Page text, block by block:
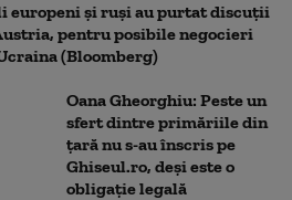
europeni și ruși au purtat discuții
pentru posibile negocieri
(Bloomberg)
Oana Gheorghiu: Peste un
sfert dintre primăriile din
țară nu s-au înscris pe
Ghiseul.ro, deși este o
obligație legală